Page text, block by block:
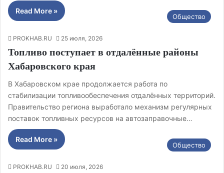
Read More »
Общество
PROKHAB.RU 25 июля, 2026
Топливо поступает в отдалённые районы
Хабаровского края
В Хабаровском крае продолжается работа по
стабилизации топливообеспечения отдалённых территорий.
Правительство региона выработало механизм регулярных
поставок топливных ресурсов на автозаправочные…
Read More »
Общество
PROKHAB.RU 20 июля, 2026